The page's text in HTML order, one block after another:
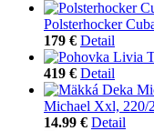
Polsterhocker
179 € Detail
419 € Detail
Michael Xxl, 220/
14.99 € Detail